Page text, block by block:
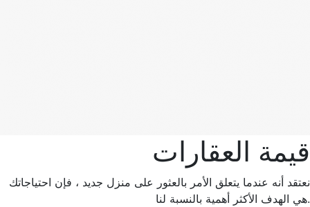
قيمة العقارات
نعتقد أنه عندما يتعلق الأمر بالعثور على منزل جديد ، فإن احتياجاتك
هي الهدف الأكثر أهمية بالنسبة لنا.